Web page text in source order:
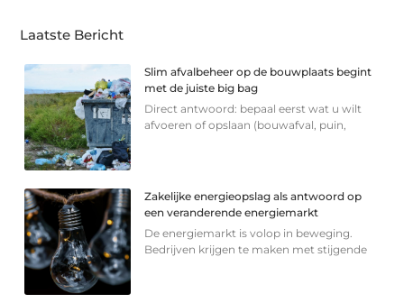
Laatste Bericht
Slim afvalbeheer op de bouwplaats begint
met de juiste big bag
Direct antwoord: bepaal eerst wat u wilt
afvoeren of opslaan (bouwafval, puin,
Zakelijke energieopslag als antwoord op
een veranderende energiemarkt
De energiemarkt is volop in beweging.
Bedrijven krijgen te maken met stijgende